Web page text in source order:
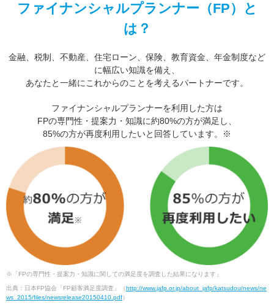
ファイナンシャルプランナー（FP）と
は？
金融、税制、不動産、住宅ローン、保険、教育資金、年金制度など
に幅広い知識を備え、
あなたと一緒にこれからのことを考えるパートナーです。
ファイナンシャルプランナーを利用した方は
FPの専門性・提案力・知識に約80%の方が満足し、
85%の方が再度利用したいと回答しています。※
※「FPの専門性・提案力・知識に関しての満足度を調査した結果になります」
出典：日本FP協会「FP顧客満足度調査」（http://www.jafp.or.jp/about_jafp/katsudou/news/ne
ws_2015/files/newsrelease20150410.pdf）